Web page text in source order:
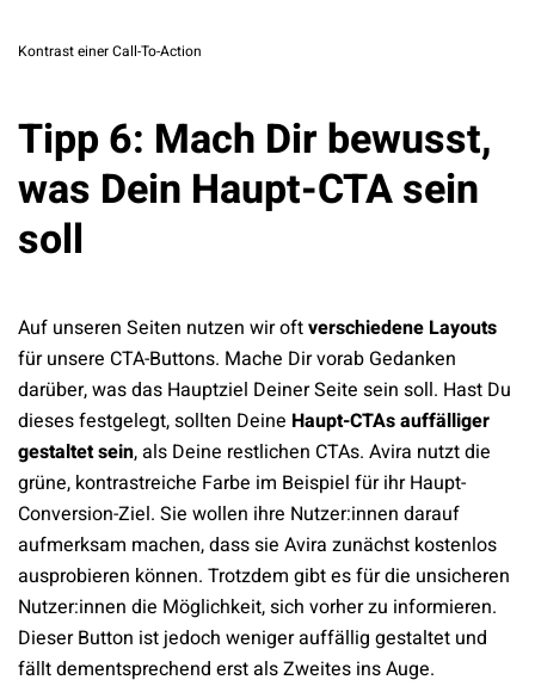
Kontrast einer Call-To-Action
Tipp 6: Mach Dir bewusst,
was Dein Haupt-CTA sein
soll
Auf unseren Seiten nutzen wir oftverschiedene Layouts
für unsere CTA-Buttons. Mache Dir vorab Gedanken
darüber, was das Hauptziel Deiner Seite sein soll. Hast Du
dieses festgelegt, sollten Deine Haupt-CTAs auffälliger
gestaltet sein, als Deine restlichen CTAs. Avira nutzt die
grüne, kontrastreiche Farbe im Beispiel für ihr Haupt-
Conversion-Ziel. Sie wollen ihre Nutzer:innen darauf
aufmerksam machen, dass sie Avira zunächst kostenlos
ausprobieren können. Trotzdem gibt es für die unsicheren
Nutzer:innen die Möglichkeit, sich vorher zu informieren.
Dieser Button ist jedoch weniger auffällig gestaltet und
fällt dementsprechend erst als Zweites ins Auge.